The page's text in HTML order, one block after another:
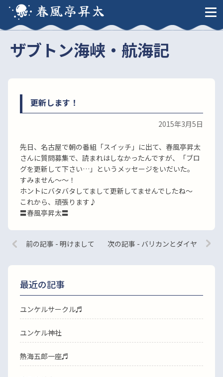
春風亭昇太
ザブトン海峡・航海記
更新します！
2015年3月5日
先日、名古屋で朝の番組「スイッチ」に出て、春風亭昇太
さんに質問募集で、読まれはしなかったんですが、「ブロ
グを更新して下さい…」というメッセージをいだいた。
すみません〜〜！
ホントにバタバタしてまして更新してませんでしたね〜
これから、頑張ります♪
〓春風亭昇太〓
前の記事 - 明けまして 次の記事 - バリカンとダイヤ
最近の記事
ユンケルサークル♬
ユンケル神社
熱海五郎一座♬